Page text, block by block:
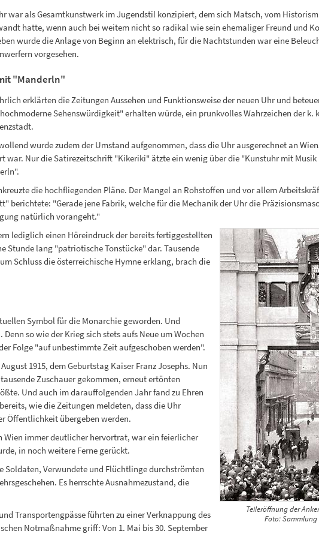
war als Gesamtkunstwerk im Jugendstil konzipiert, dem sich Matsch, vom
hatte, wenn auch bei weitem nicht so radikal wie sein ehemaliger Freund und
wurde die Anlage von Beginn an elektrisch, für die Nachtstunden war eine
vorgesehen.
"Manderln"
erklärten die Zeitungen Aussehen und Funktionsweise der neuen Uhr und
Sehenswürdigkeit" erhalten würde, ein prunkvolles Wahrzeichen der k.
wurde zudem der Umstand aufgenommen, dass die Uhr ausgerechnet an
war. Nur die Satirezeitschrift "Kikeriki" ätzte ein wenig über die "Kunstuhr mit Musik
die hochfliegenden Pläne. Der Mangel an Rohstoffen und vor allem
berichtete: "Gerade jene Fabrik, welche für die Mechanik der Uhr die
natürlich vorangeht."
Teileröffnung der
Foto: Sammlung
lediglich einen Höreindruck der bereits fertiggestellten
Stunde lang "patriotische Tonstücke" dar. Tausende
Schluss die österreichische Hymne erklang, brach die
Symbol für die Monarchie geworden. Und
so wie der Krieg sich stets aufs Neue um Wochen
Folge "auf unbestimmte Zeit aufgeschoben werden".
1915, dem Geburtstag Kaiser Franz Josephs. Nun
Zuschauer gekommen, erneut ertönten
Und auch im darauffolgenden Jahr fand zu Ehren
wie die Zeitungen meldeten, dass die Uhr
Öffentlichkeit übergeben werden.
Wien immer deutlicher hervortrat, war ein feierlicher
in noch weitere Ferne gerückt.
Verwundete und Flüchtlinge durchströmten
Es herrschte Ausnahmezustand, die
Transportengpässe führten zu einer Verknappung des
Notmaßnahme griff: Von 1. Mai bis 30. September